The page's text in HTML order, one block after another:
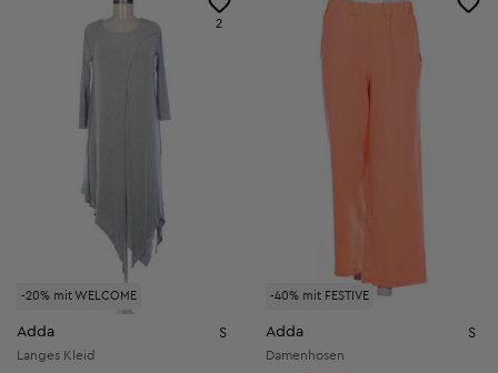
-20% mit WELCOME
2
Adda S
Langes Kleid
-40% mit FESTIVE
Adda S
Damenhosen